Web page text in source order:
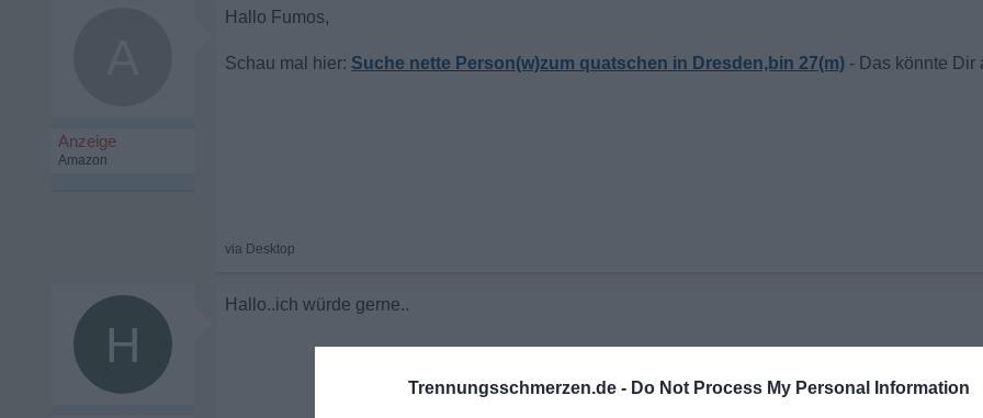
Trennungsschmerzen.de - Do Not Process My Personal Information
Suche nette Person(w)zum quatschen in Dresden,bin 27(m)
H
Hallo..ich würde gerne..